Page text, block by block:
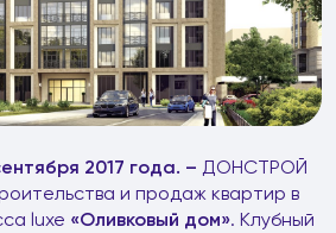
2017 года. – ДОНСТРОЙ
и продаж квартир в
luxe «Оливковый дом». Клубный